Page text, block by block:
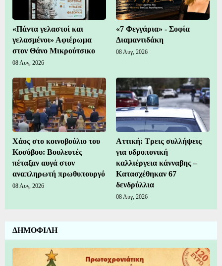
«Πάντα γελαστοί και
γελασμένοι» Αφιέρωμα
στον Θάνο Μικρούτσικο
08 Αυγ, 2026
«7 Φεγγάρια» - Σοφία
Διαμαντιδάκη
08 Αυγ, 2026
Χάος στο κοινοβούλιο του
Κοσόβου: Βουλευτές
πέταξαν αυγά στον
αναπληρωτή πρωθυπουργό
08 Αυγ, 2026
Αττική: Τρεις συλλήψεις
για υδροπονική
καλλιέργεια κάνναβης –
Κατασχέθηκαν 67
δενδρύλλια
08 Αυγ, 2026
ΔΗΜΟΦΙΛΗ